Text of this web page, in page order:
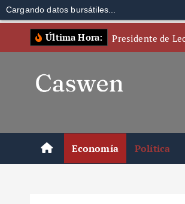
Cargando datos bursátiles...
Última Hora: Presidente de
Economía Política